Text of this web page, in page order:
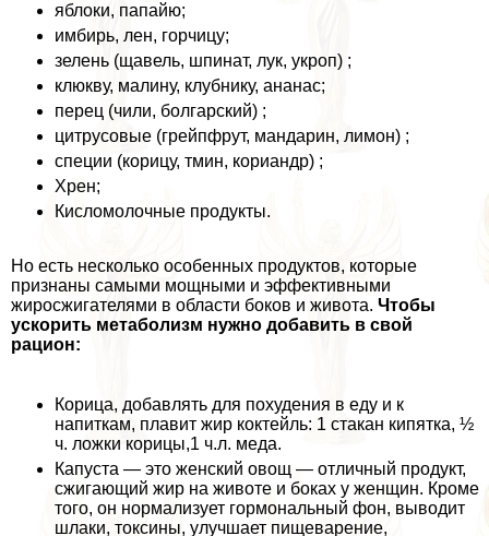
яблоки, папайю;
имбирь, лен, горчицу;
зелень (щавель, шпинат, лук, укроп) ;
клюкву, малину, клубнику, ананас;
перец (чили, болгарский) ;
цитрусовые (грейпфрут, мaндарин, лимон) ;
специи (корицу, тмин, кориандр) ;
Хрен;
Кисломолочные продукты.
Но есть несколько особенных продуктов, которые
признаны самыми мощными и эффективными
жиросжигателями в области боков и живота. Чтобы
ускорить метаболизм нужно добавить в свой
рацион:
Корица, добавлять для похудения в еду и к
напиткам, плавит жир коктейль: 1 стакан кипятка, ½
ч. ложки корицы,1 ч.л. меда.
Капуста — это женский овощ — отличный продукт,
сжигающий жир на животе и боках у женщин. Кроме
того, он нормализует гормональный фон, выводит
шлаки, токсины, улучшает пищеварение,